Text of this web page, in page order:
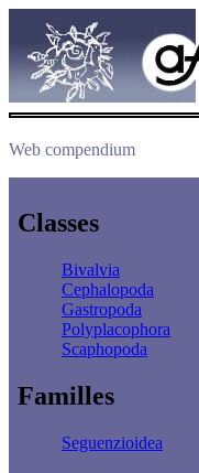
Web compendium
Classes
Bivalvia
Cephalopoda
Gastropoda
Polyplacophora
Scaphopoda
Familles
Seguenzioidea